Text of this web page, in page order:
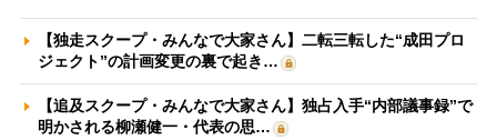
【独走スクープ・みんなで大家さん】二転三転した“成田プロ
ジェクト”の計画変更の裏で起き…
【追及スクープ・みんなで大家さん】独占入手“内部議事録”で
明かされる柳瀬健一・代表の思…